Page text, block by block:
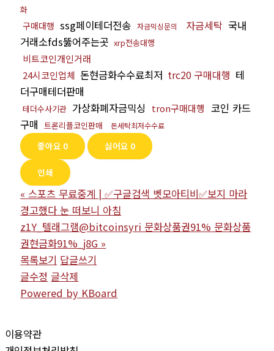
화
구매대행 ssg페이테더전송 자금믹싱문의 자금세탁 국내
거래소fds뚫어주는곳 xrp전송대행
비트코인개인거래
24시코인업체 돈현금화수수료최저 trc20 구매대행 테
더구매테더판매
테더수사기관 가상화폐자금믹싱 tron구매대행 코인 카드
구매
트론리플코인판매 돈세탁최저수수료
좋아요 0 싫어요 0
인쇄
« 스포츠 무료중계 | ✅구글검색 벳모아티비✅보지 마라
경고했다 눈 떠보니 아침
z1Y_텔래그램@bitcoinsyri 문화상품권91% 문화상품
권현금화91%_j8G »
목록보기 답글쓰기
글수정 글삭제
Powered by KBoard
이용약관